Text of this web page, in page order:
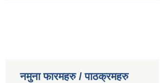
नमुना फारमहरु / पाठक्रमहरु